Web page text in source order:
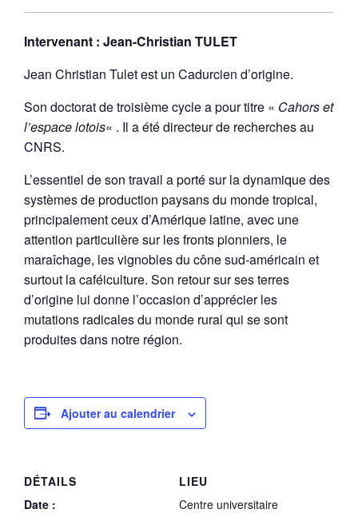
Intervenant : Jean-Christian TULET
Jean Christian Tulet est un Cadurcien d’origine.
Son doctorat de troisième cycle a pour titre « Cahors et
l’espace lotois« . Il a été directeur de recherches au
CNRS.
L’essentiel de son travail a porté sur la dynamique des
systèmes de production paysans du monde tropical,
principalement ceux d’Amérique latine, avec une
attention particulière sur les fronts pionniers, le
maraîchage, les vignobles du cône sud-américain et
surtout la caféiculture. Son retour sur ses terres
d’origine lui donne l’occasion d’apprécier les
mutations radicales du monde rural qui se sont
produites dans notre région.
Ajouter au calendrier
DÉTAILS
Date :
LIEU
Centre universitaire